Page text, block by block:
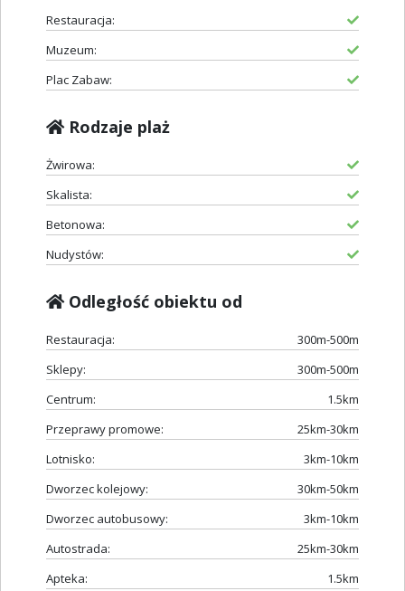
Restauracja:
Muzeum:
Plac Zabaw:
Rodzaje plaż
Żwirowa:
Skalista:
Betonowa:
Nudystów:
Odległość obiektu od
Restauracja:
300m-500m
Sklepy:
300m-500m
Centrum:
1.5km
Przeprawy promowe:
25km-30km
Lotnisko:
3km-10km
Dworzec kolejowy:
30km-50km
Dworzec autobusowy:
3km-10km
Autostrada:
25km-30km
Apteka:
1.5km